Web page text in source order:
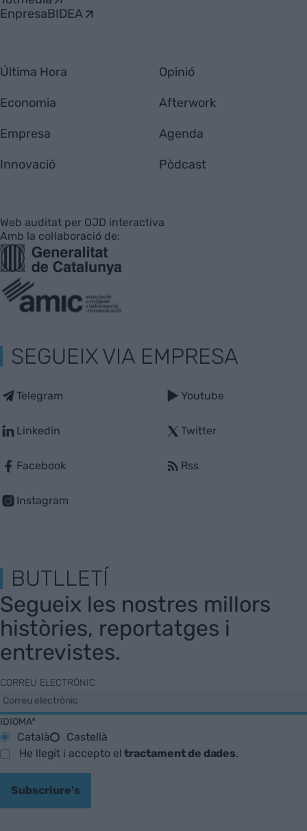
EnpresaBIDEA
Última Hora
Economia
Empresa
Innovació
Opinió
Afterwork
Agenda
Pòdcast
Web auditat per OJD interactiva
Amb la col·laboració de:
SEGUEIX VIA EMPRESA
Telegram
Linkedin
Facebook
Instagram
Youtube
Twitter
Rss
BUTLLETÍ
Segueix les nostres millors
històries, reportatges i
entrevistes.
CORREU ELECTRÒNIC
IDIOMA*
Català
Castellà
He llegit i accepto eltractament de dades.
Subscriure's